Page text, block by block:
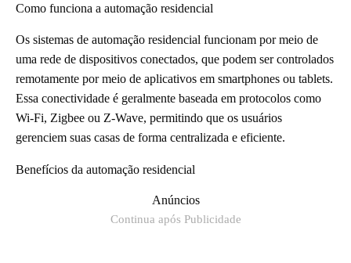
Como funciona a automação residencial
Os sistemas de automação residencial funcionam por meio de
uma rede de dispositivos conectados, que podem ser controlados
remotamente por meio de aplicativos em smartphones ou tablets.
Essa conectividade é geralmente baseada em protocolos como
Wi-Fi, Zigbee ou Z-Wave, permitindo que os usuários
gerenciem suas casas de forma centralizada e eficiente.
Benefícios da automação residencial
Anúncios
Continua após Publicidade